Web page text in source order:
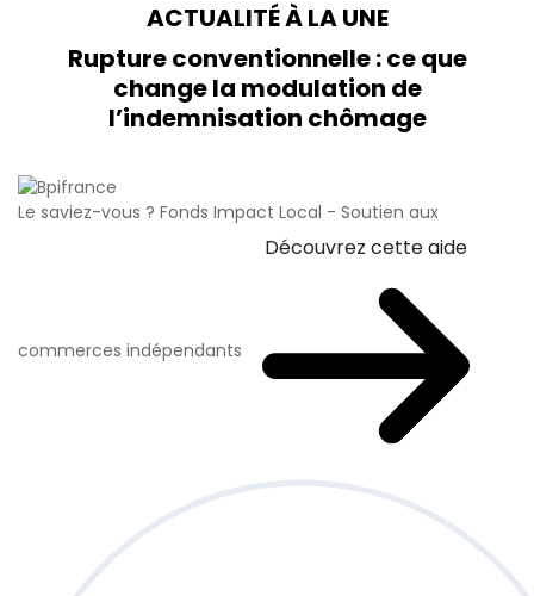
ACTUALITÉ À LA UNE
Rupture conventionnelle : ce que
change la modulation de
l’indemnisation chômage
Le saviez-vous ? Fonds Impact Local - Soutien aux
commerces indépendants
Découvrez cette aide